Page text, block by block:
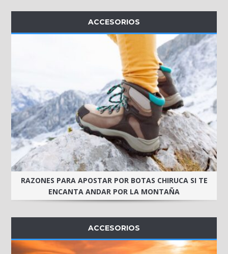
ACCESORIOS
RAZONES PARA APOSTAR POR BOTAS CHIRUCA SI TE
ENCANTA ANDAR POR LA MONTAÑA
ACCESORIOS